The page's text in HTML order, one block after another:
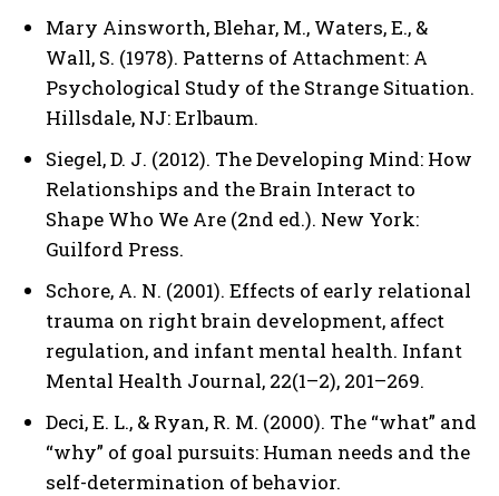
Mary Ainsworth, Blehar, M., Waters, E., &
Wall, S. (1978). Patterns of Attachment: A
Psychological Study of the Strange Situation.
Hillsdale, NJ: Erlbaum.
Siegel, D. J. (2012). The Developing Mind: How
Relationships and the Brain Interact to
Shape Who We Are (2nd ed.). New York:
Guilford Press.
Schore, A. N. (2001). Effects of early relational
trauma on right brain development, affect
regulation, and infant mental health. Infant
Mental Health Journal, 22(1–2), 201–269.
Deci, E. L., & Ryan, R. M. (2000). The “what” and
“why” of goal pursuits: Human needs and the
self-determination of behavior.